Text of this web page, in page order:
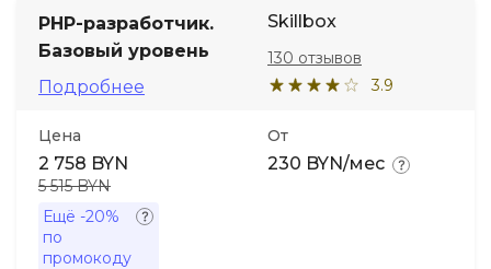
PHP-разработчик.
Базовый уровень
Подробнее
Skillbox
3.9
130 отзывов
Цена
2 758 BYN
5 515 BYN
Ещё -20%
по
промокоду
От
230 BYN/мес
Soft Skills
ДПО
Детям
Акции и промокоды